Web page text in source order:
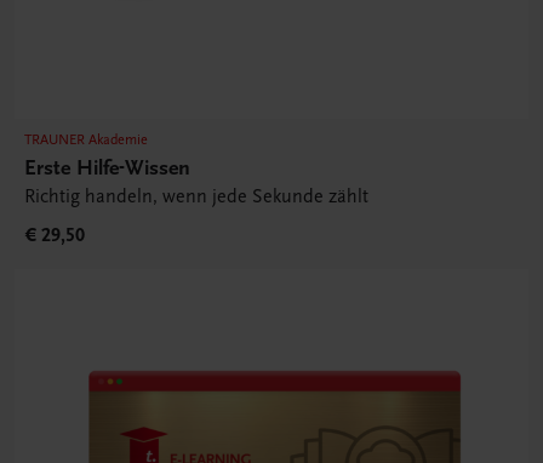
TRAUNER Akademie
Erste Hilfe-Wissen
Richtig handeln, wenn jede Sekunde zählt
€ 29,50